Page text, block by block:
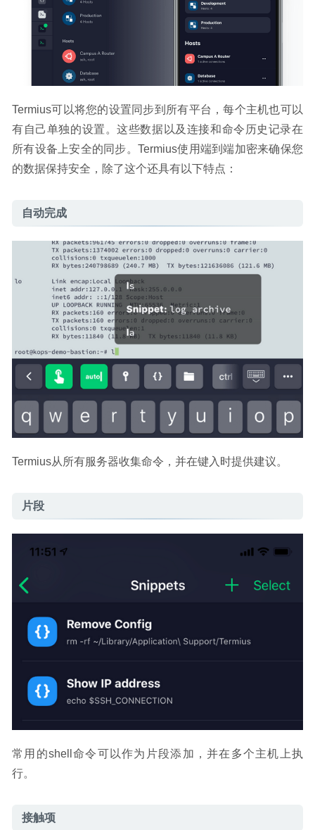
Termius可以将您的设置同步到所有平台，每个主机也可以
有自己单独的设置。这些数据以及连接和命令历史记录在
所有设备上安全的同步。Termius使用端到端加密来确保您
的数据保持安全，除了这个还具有以下特点：
自动完成
Termius从所有服务器收集命令，并在键入时提供建议。
片段
常用的shell命令可以作为片段添加，并在多个主机上执
行。
接触项